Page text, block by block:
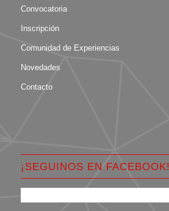
Convocatoria
Inscripción
Comunidad de Experiencias
Novedades
Contacto
¡SEGUINOS EN FACEBOOK!